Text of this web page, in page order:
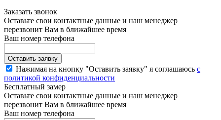
Заказать звонок
Оставьте свои контактные данные и наш менеджер
перезвонит Вам в ближайшее время
Ваш номер телефона
Нажимая на кнопку "Оставить заявку" я соглашаюсь с
политикой конфиденциальности
Бесплатный замер
Оставьте свои контактные данные и наш менеджер
перезвонит Вам в ближайшее время
Ваш номер телефона